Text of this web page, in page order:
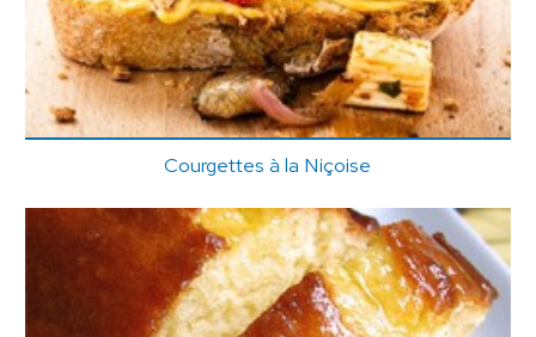
Courgettes à la Niçoise